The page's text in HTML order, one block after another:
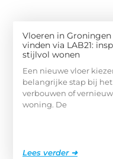
Vloeren in
vinden via LAB21:
stijlvol wonen
Een nieuwe vloer
belangrijke stap bij
verbouwen of
woning. De
Lees verder ➜